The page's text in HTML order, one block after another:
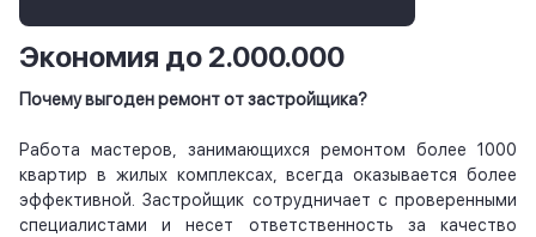
Экономия до 2.000.000
Почему выгоден ремонт от застройщика?
Работа мастеров, занимающихся ремонтом более 1000
квартир в жилых комплексах, всегда оказывается более
эффективной. Застройщик сотрудничает с проверенными
специалистами и несет ответственность за качество